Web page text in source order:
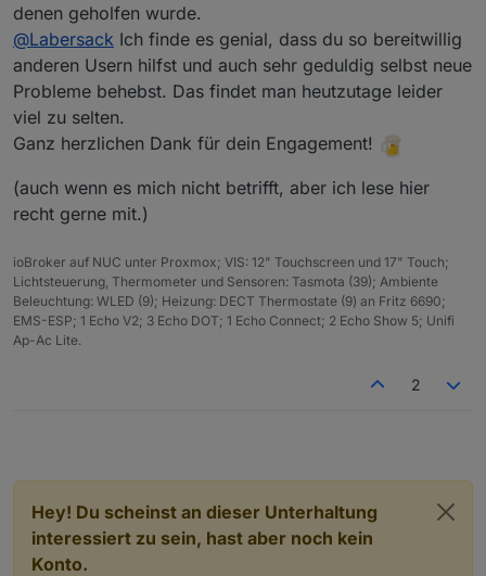
denen geholfen wurde.
@Labersack Ich finde es genial, dass du so bereitwillig
anderen Usern hilfst und auch sehr geduldig selbst neue
Probleme behebst. Das findet man heutzutage leider
viel zu selten.
Ganz herzlichen Dank für dein Engagement!
(auch wenn es mich nicht betrifft, aber ich lese hier
recht gerne mit.)
ioBroker auf NUC unter Proxmox; VIS: 12" Touchscreen und 17" Touch;
Lichtsteuerung, Thermometer und Sensoren: Tasmota (39); Ambiente
Beleuchtung: WLED (9); Heizung: DECT Thermostate (9) an Fritz 6690;
EMS-ESP; 1 Echo V2; 3 Echo DOT; 1 Echo Connect; 2 Echo Show 5; Unifi
Ap-Ac Lite.
2
Hey! Du scheinst an dieser Unterhaltung
interessiert zu sein, hast aber noch kein
Konto.